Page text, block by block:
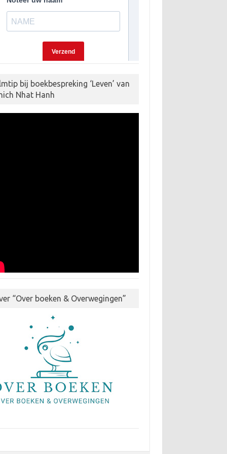
bij boekbespreking ‘Leven’ van
Nhat Hanh
“Over boeken & Overwegingen”